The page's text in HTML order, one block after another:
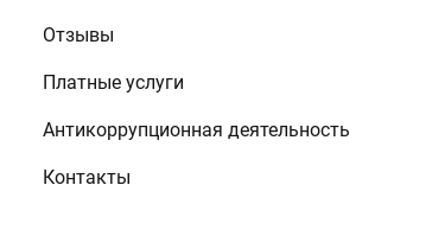
Отзывы
Платные услуги
Антикоррупционная деятельность
Контакты